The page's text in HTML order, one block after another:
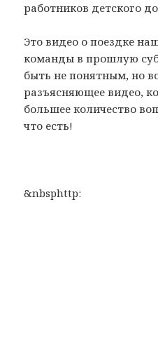
работников детского
Это видео о поездке
команды в прошлую
быть не понятным, но
разъясняющее видео,
большее количество
что есть!
&nbsphttp: